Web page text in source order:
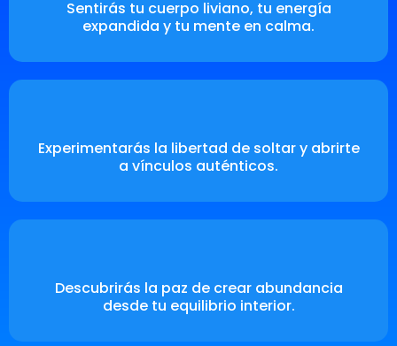
Sentirás tu cuerpo liviano, tu energía
expandida y tu mente en calma.
Experimentarás la libertad de soltar y abrirte
a vínculos auténticos.
Descubrirás la paz de crear abundancia
desde tu equilibrio interior.